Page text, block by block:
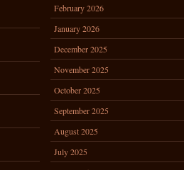
February 2026
January 2026
December 2025
November 2025
October 2025
September 2025
August 2025
July 2025